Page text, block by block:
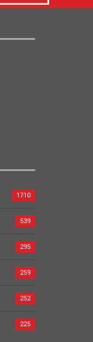
1710
539
295
259
252
225